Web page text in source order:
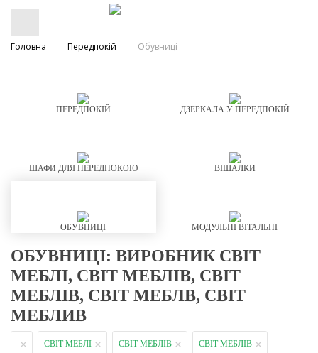
Головна Передпокій Обувниці
ПЕРЕДПОКІЙ ДЗЕРКАЛА У ПЕРЕДПОКІЙ
ШАФИ ДЛЯ ПЕРЕДПОКОЮ ВІШАЛКИ
ОБУВНИЦІ МОДУЛЬНІ ВІТАЛЬНІ
ОБУВНИЦІ: ВИРОБНИК СВІТ
МЕБЛІ, СВІТ МЕБЛІВ, СВІТ
МЕБЛІВ, СВІТ МЕБЛВ, СВІТ
МЕБЛИВ
СВІТ МЕБЛІ СВІТ МЕБЛІВ СВІТ МЕБЛІВ